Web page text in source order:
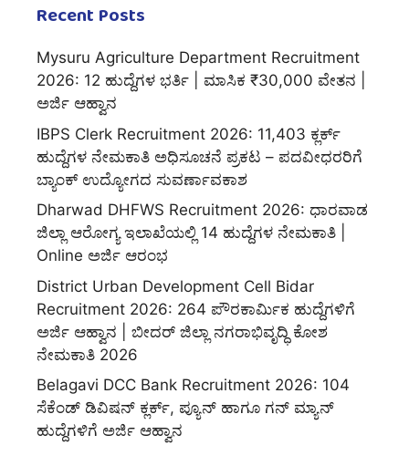
Recent Posts
Mysuru Agriculture Department Recruitment
2026: 12 ಹುದ್ದೆಗಳ ಭರ್ತಿ | ಮಾಸಿಕ ₹30,000 ವೇತನ |
ಅರ್ಜಿ ಆಹ್ವಾನ
IBPS Clerk Recruitment 2026: 11,403 ಕ್ಲರ್ಕ್
ಹುದ್ದೆಗಳ ನೇಮಕಾತಿ ಅಧಿಸೂಚನೆ ಪ್ರಕಟ – ಪದವೀಧರರಿಗೆ
ಬ್ಯಾಂಕ್ ಉದ್ಯೋಗದ ಸುವರ್ಣಾವಕಾಶ
Dharwad DHFWS Recruitment 2026: ಧಾರವಾಡ
ಜಿಲ್ಲಾ ಆರೋಗ್ಯ ಇಲಾಖೆಯಲ್ಲಿ 14 ಹುದ್ದೆಗಳ ನೇಮಕಾತಿ |
Online ಅರ್ಜಿ ಆರಂಭ
District Urban Development Cell Bidar
Recruitment 2026: 264 ಪೌರಕಾರ್ಮಿಕ ಹುದ್ದೆಗಳಿಗೆ
ಅರ್ಜಿ ಆಹ್ವಾನ | ಬೀದರ್ ಜಿಲ್ಲಾ ನಗರಾಭಿವೃದ್ಧಿ ಕೋಶ
ನೇಮಕಾತಿ 2026
Belagavi DCC Bank Recruitment 2026: 104
ಸೆಕೆಂಡ್ ಡಿವಿಷನ್ ಕ್ಲರ್ಕ್, ಪ್ಯೂನ್ ಹಾಗೂ ಗನ್ ಮ್ಯಾನ್
ಹುದ್ದೆಗಳಿಗೆ ಅರ್ಜಿ ಆಹ್ವಾನ